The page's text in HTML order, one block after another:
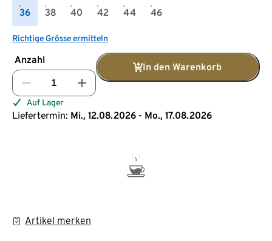
36 38 40 42 44 46
Richtige Grösse ermitteln
Anzahl
In den Warenkorb
Auf Lager
Liefertermin: Mi., 12.08.2026 - Mo., 17.08.2026
Artikel merken